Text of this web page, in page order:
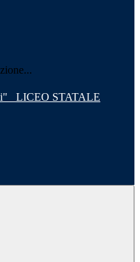
LICEO STATALE